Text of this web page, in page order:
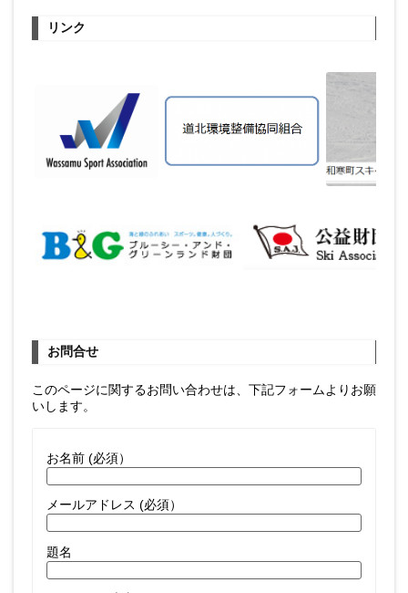
リンク
お問合せ
このページに関するお問い合わせは、下記フォームよりお願
いします。
お名前 (必須）
メールアドレス (必須）
題名